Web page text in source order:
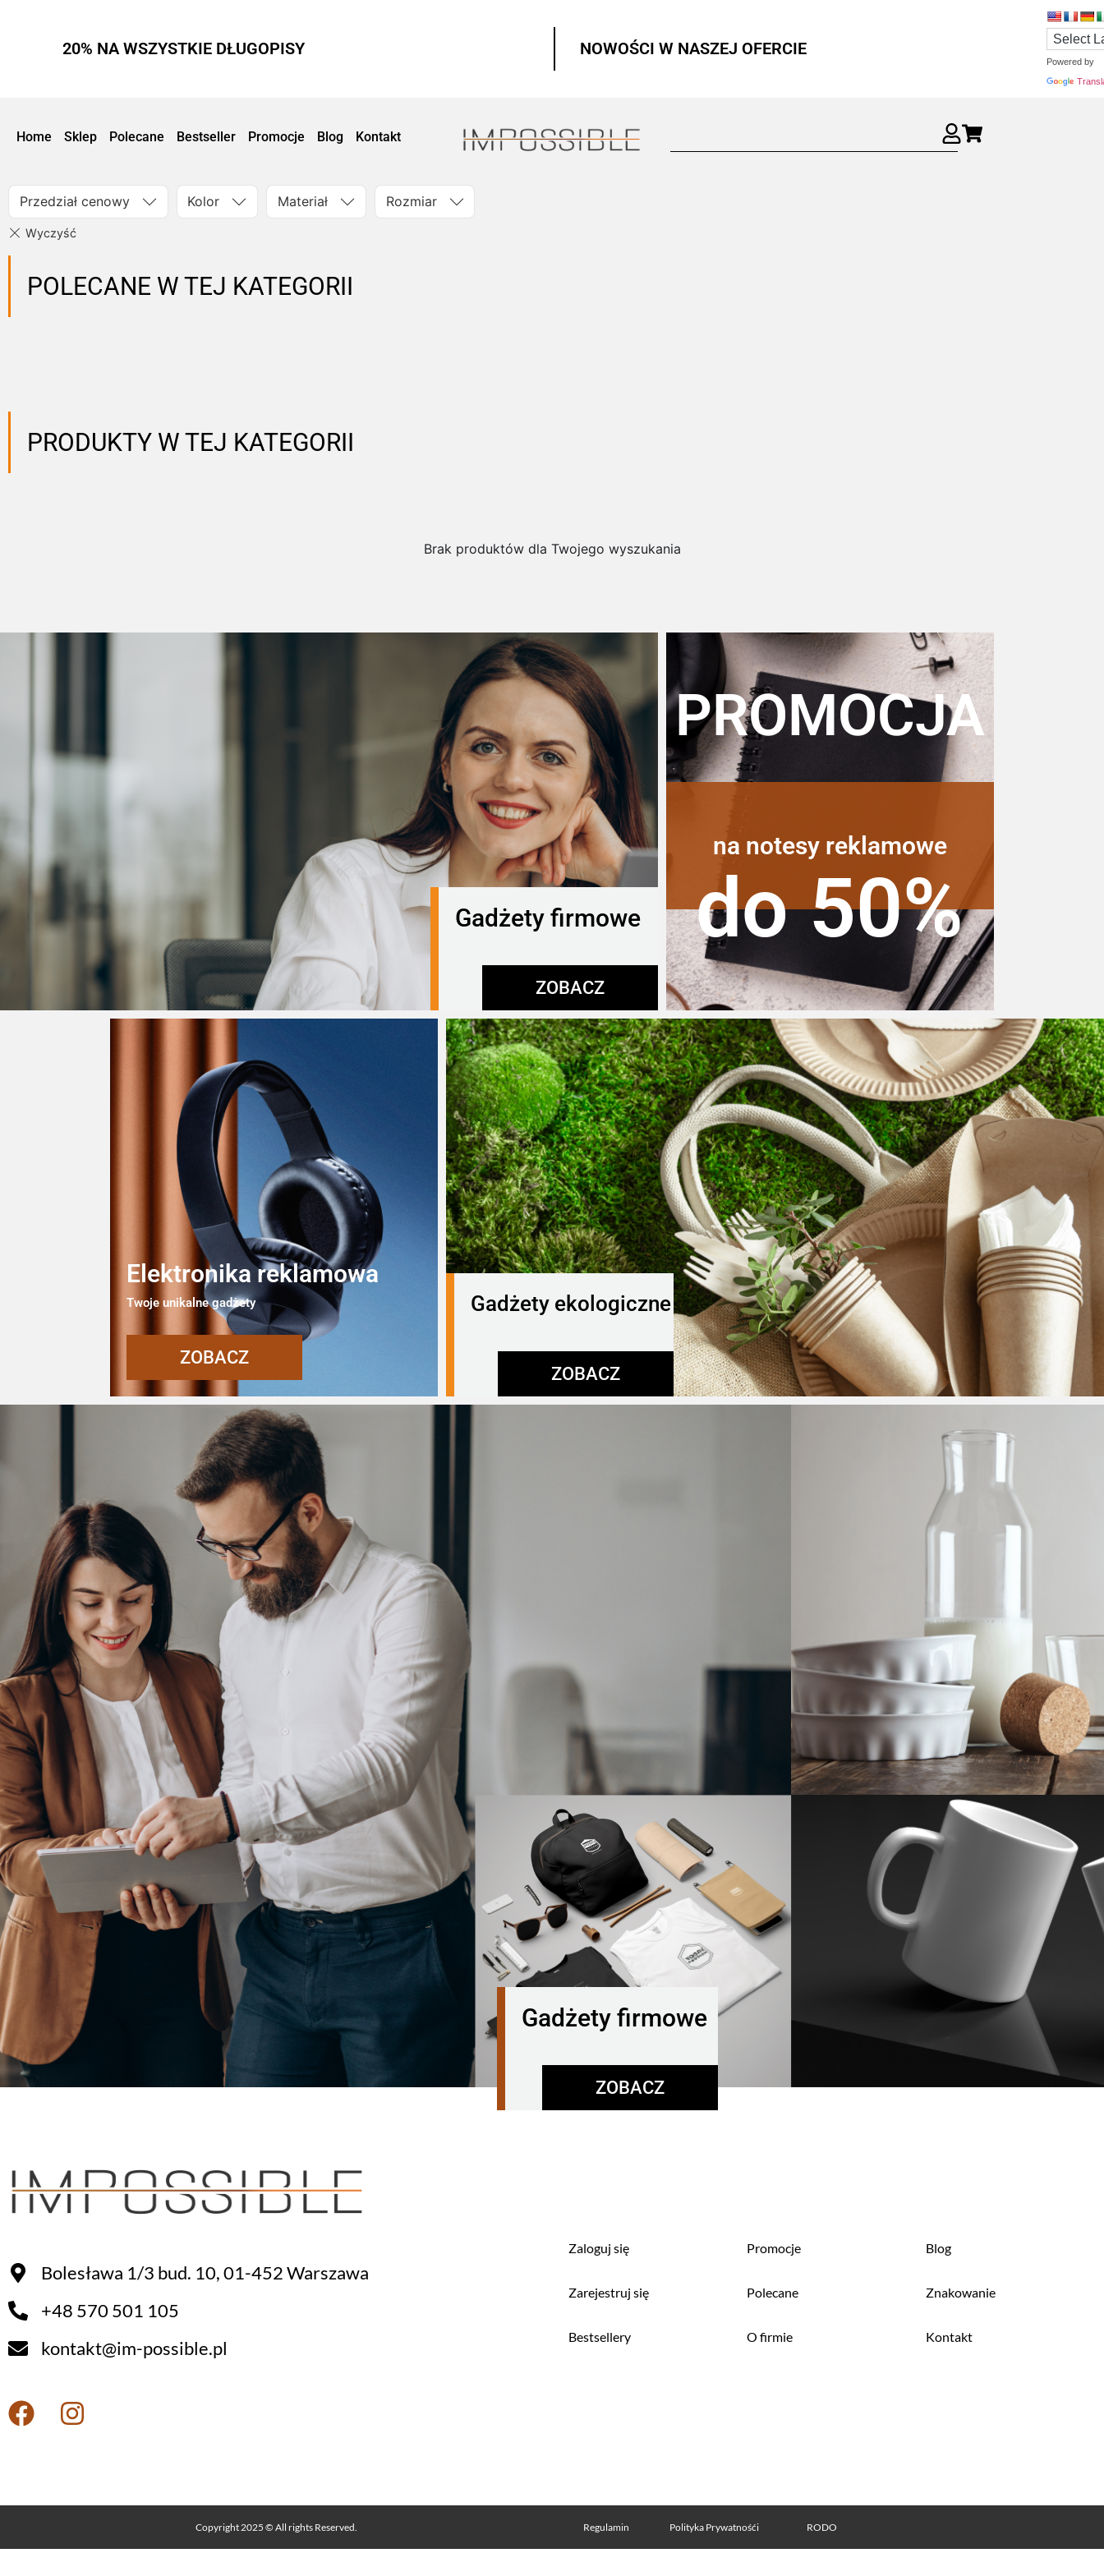
20% NA WSZYSTKIE DŁUGOPISY NOWOŚCI W NASZEJ OFERCIE
Powered by
Home Sklep Polecane Bestseller Promocje Blog Kontakt
Przedział cenowy Kolor Materiał Rozmiar
POLECANE W TEJ KATEGORII
PRODUKTY W TEJ KATEGORII
Brak produktów dla Twojego wyszukania
Gadżety firmowe
ZOBACZ
PROMOCJA
na notesy reklamowe
do 50%
Elektronika reklamowa
Twoje unikalne gadżety
ZOBACZ
Gadżety ekologiczne
ZOBACZ
Gadżety firmowe
ZOBACZ
Bolesława 1/3 bud. 10, 01-452 Warszawa
+48 570 501 105
kontakt@im-possible.pl
Zaloguj się
Zarejestruj się
Bestsellery
Promocje
Polecane
O firmie
Blog
Znakowanie
Kontakt
Copyright 2025 © All rights Reserved. Regulamin Polityka Prywatnośći RODO